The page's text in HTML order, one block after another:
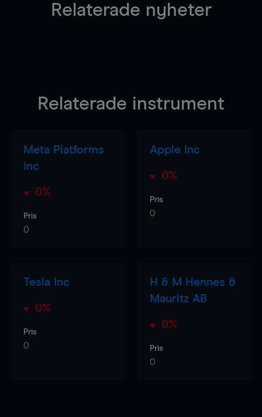
Relaterade nyheter
Relaterade instrument
Meta Platforms
Inc
0%
Pris
0
Apple Inc
0%
Pris
0
Tesla Inc
0%
Pris
0
H & M Hennes &
Mauritz AB
0%
Pris
0